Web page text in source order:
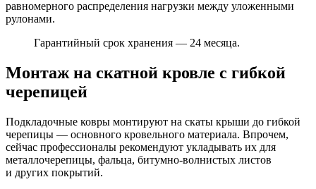
равномерного распределения нагрузки между уложенными
рулонами.
Гарантийный срок хранения — 24 месяца.
Монтаж на скатной кровле с гибкой
черепицей
Подкладочные ковры монтируют на скаты крыши до гибкой
черепицы — основного кровельного материала. Впрочем,
сейчас профессионалы рекомендуют укладывать их для
металлочерепицы, фальца, битумно-волнистых листов
и других покрытий.